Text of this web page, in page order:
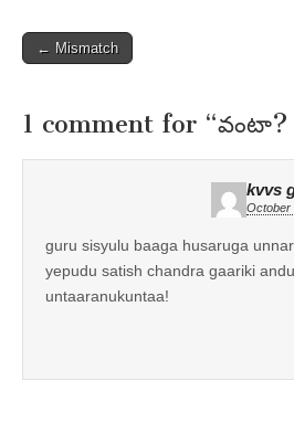
Post
← Mismatch
1 comment for “
kvvs
October
guru sisyulu baaga husaruga
yepudu satish chandra gaariki
untaaranukuntaa!